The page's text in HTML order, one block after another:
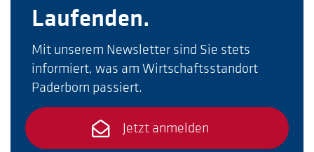
Laufenden.
Mit unserem Newsletter sind Sie stets
informiert, was am Wirtschaftsstandort
Paderborn passiert.
Jetzt anmelden